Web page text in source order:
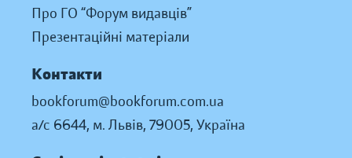
Про ГО “Форум видавців”
Презентаційні матеріали
Контакти
bookforum@bookforum.com.ua
а/с 6644, м. Львів, 79005, Україна